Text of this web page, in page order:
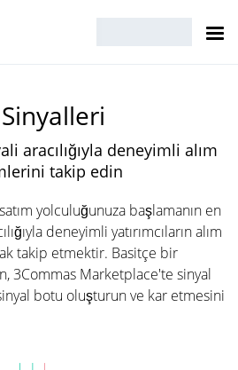
aracılığıyla deneyimli alım
takip edin
yolculuğunuza başlamanın en
deneyimli yatırımcıların alım
takip etmektir. Basitçe bir
3Commas Marketplace'te sinyal
sinyal botu oluşturun ve kar etmesini